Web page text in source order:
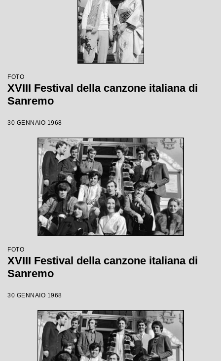
FOTO
XVIII Festival della canzone italiana di
Sanremo
30 GENNAIO 1968
FOTO
XVIII Festival della canzone italiana di
Sanremo
30 GENNAIO 1968